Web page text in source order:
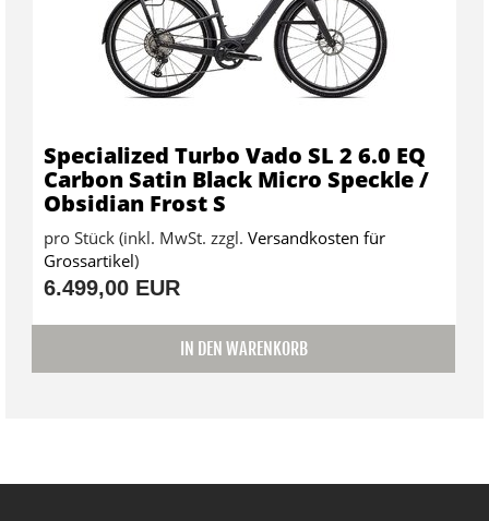
Specialized Turbo Vado SL 2 6.0 EQ
Carbon Satin Black Micro Speckle /
Obsidian Frost S
pro Stück (inkl. MwSt. zzgl. Versandkosten für
Grossartikel)
6.499,00 EUR
IN DEN WARENKORB